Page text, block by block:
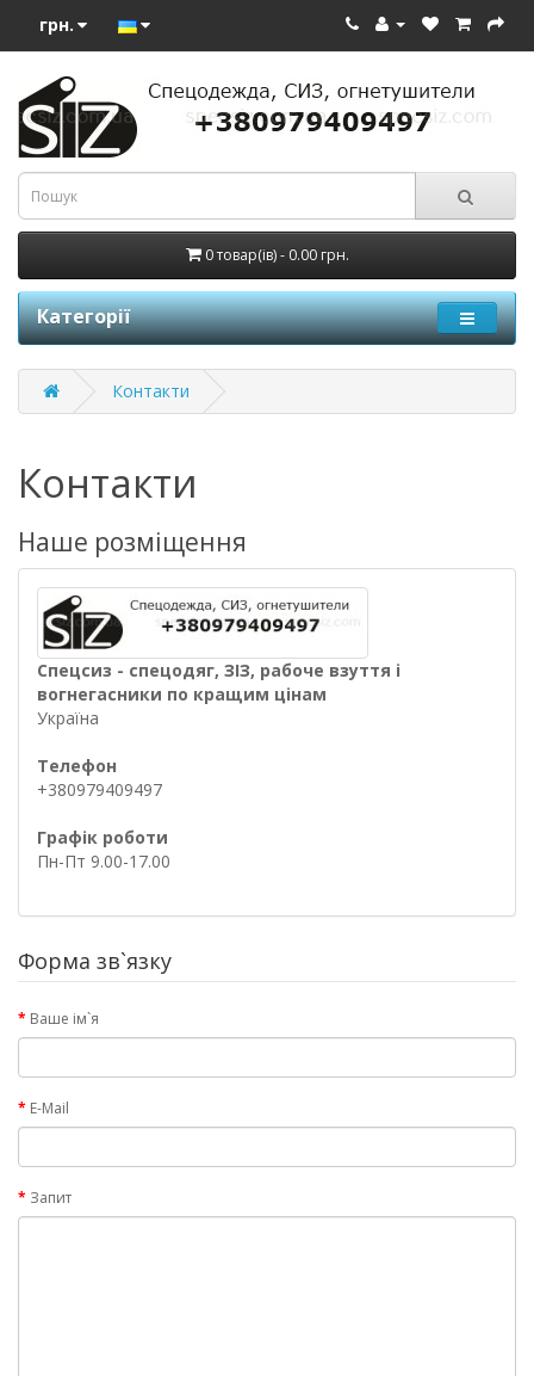
грн.
0 товар(ів) - 0.00 грн.
Категорії
Контакти
Контакти
Наше розміщення
Спецсиз - спецодяг, ЗІЗ, рабоче взуття і
вогнегасники по кращим цінам
Україна
Телефон
+380979409497
Графік роботи
Пн-Пт 9.00-17.00
Форма зв`язку
Ваше ім`я
E-Mail
Запит